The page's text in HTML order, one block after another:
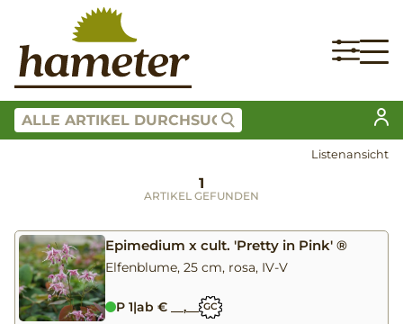
Listenansicht
1
ARTIKEL GEFUNDEN
Epimedium x cult. 'Pretty in Pink' ®
Elfenblume, 25 cm, rosa, IV-V
P 1|ab € __,__ GC